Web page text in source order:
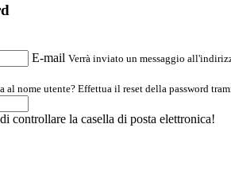
E-mail Verrà inviato un messaggio
al nome utente? Effettua il reset della password
controllare la casella di posta elettronica!